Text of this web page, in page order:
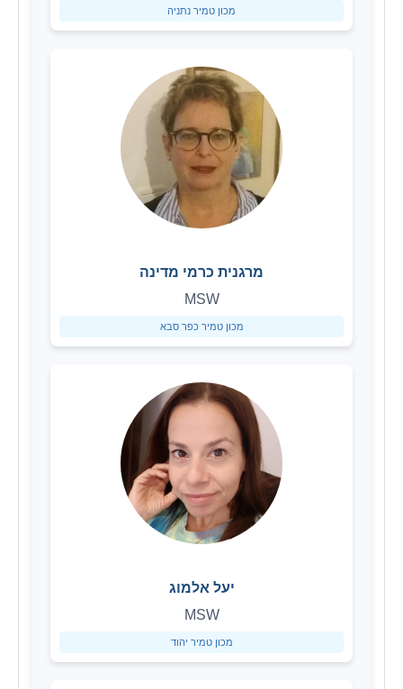
מכון טמיר נתניה
מרגנית כרמי מדינה
MSW
מכון טמיר כפר סבא
יעל אלמוג
MSW
מכון טמיר יהוד